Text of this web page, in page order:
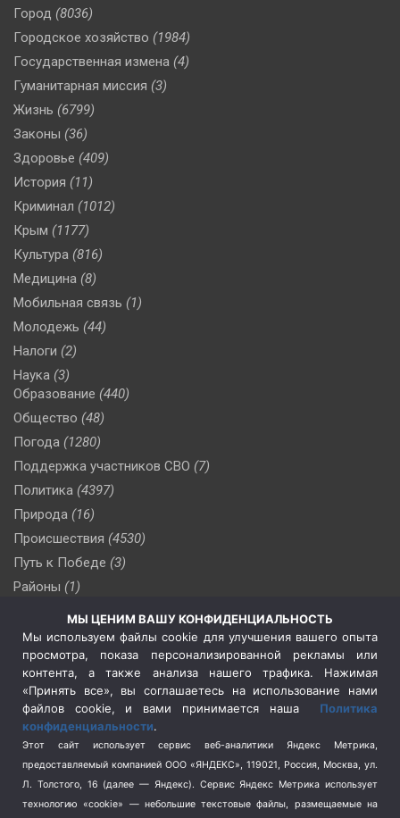
Город (8036)
Городское хозяйство (1984)
Государственная измена (4)
Гуманитарная миссия (3)
Жизнь (6799)
Законы (36)
Здоровье (409)
История (11)
Криминал (1012)
Крым (1177)
Культура (816)
Медицина (8)
Мобильная связь (1)
Молодежь (44)
Налоги (2)
Наука (3)
Образование (440)
Общество (48)
Погода (1280)
Поддержка участников СВО (7)
Политика (4397)
Природа (16)
Происшествия (4530)
Путь к Победе (3)
Районы (1)
(510)
Сельское хозяйство (3)
Социальная политика
(3)
Спецоперация в Украине
Спецоперация на Украине
(404)
Спорт (740)
Терроризм (1)
Транспорт (262)
МЫ ЦЕНИМ ВАШУ КОНФИДЕНЦИАЛЬНОСТЬ
Мы используем файлы cookie для улучшения вашего опыта
просмотра, показа персонализированной рекламы или
контента, а также анализа нашего трафика. Нажимая
«Принять все», вы соглашаетесь на использование нами
файлов cookie, и вами принимается наша Политика
конфиденциальности.
Этот сайт использует сервис веб-аналитики Яндекс Метрика,
предоставляемый компанией ООО «ЯНДЕКС», 119021, Россия, Москва, ул.
Л. Толстого, 16 (далее — Яндекс). Сервис Яндекс Метрика использует
технологию «cookie» — небольшие текстовые файлы, размещаемые на